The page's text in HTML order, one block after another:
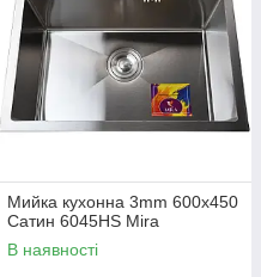
Мийка кухонна 3mm 600х450
Сатин 6045HS Mira
В наявності